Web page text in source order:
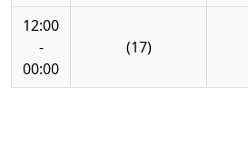
12:00
-
00:00
(17)